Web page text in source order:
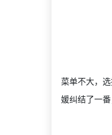
菜单不大，
媛纠结了一